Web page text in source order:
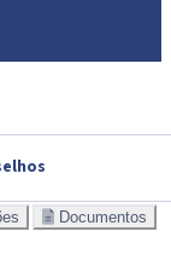
Documentos